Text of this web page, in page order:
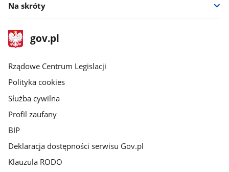
Na skróty
stopka
gov.plStrona
gov.pl
Rządowe Centrum Legislacji
Polityka cookies
Służba cywilna
Profil zaufany
BIP
Deklaracja dostępności serwisu Gov.pl
Klauzula RODO